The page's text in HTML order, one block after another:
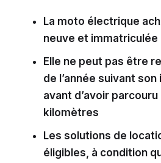
La moto électrique
neuve et immatriculée
Elle ne peut pas être
de l’année suivant
avant d’avoir
kilomètres
Les solutions de
éligibles, à condition